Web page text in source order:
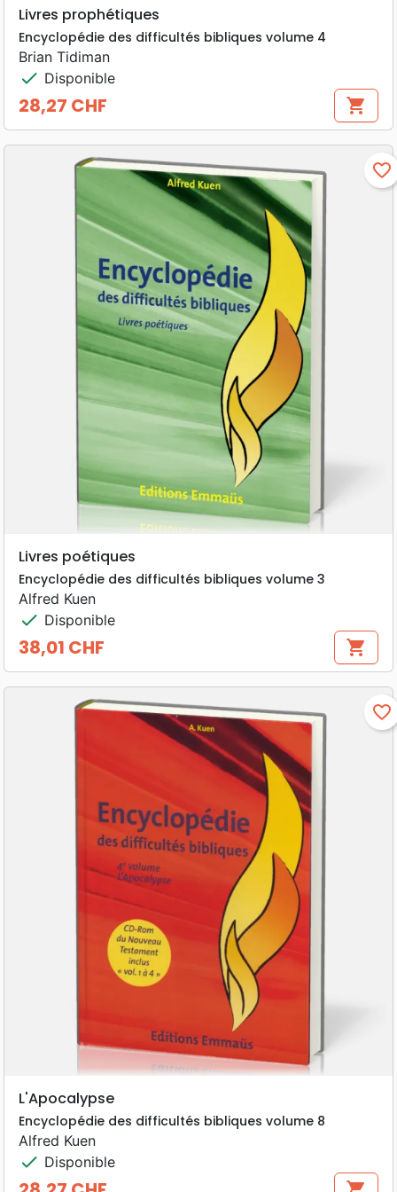
Livres prophétiques
Encyclopédie des difficultés bibliques volume 4
Brian Tidiman
check Disponible
Prix
28,27 CHF shopping_cart
favorite_border
Livres poétiques
Encyclopédie des difficultés bibliques volume 3
Alfred Kuen
check Disponible
Prix
38,01 CHF shopping_cart
favorite_border
L'Apocalypse
Encyclopédie des difficultés bibliques volume 8
Alfred Kuen
check Disponible